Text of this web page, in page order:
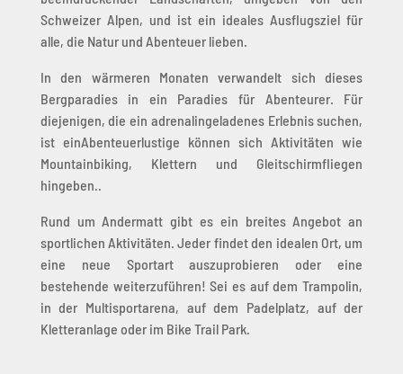
Schweizer Alpen, und ist ein ideales Ausflugsziel für
alle, die Natur und Abenteuer lieben.
In den wärmeren Monaten verwandelt sich dieses
Bergparadies in ein Paradies für Abenteurer. Für
diejenigen, die ein adrenalingeladenes Erlebnis suchen,
ist einAbenteuerlustige können sich Aktivitäten wie
Mountainbiking, Klettern und Gleitschirmfliegen
hingeben..
Rund um Andermatt gibt es ein breites Angebot an
sportlichen Aktivitäten. Jeder findet den idealen Ort, um
eine neue Sportart auszuprobieren oder eine
bestehende weiterzuführen! Sei es auf dem Trampolin,
in der Multisportarena, auf dem Padelplatz, auf der
Kletteranlage oder im Bike Trail Park.